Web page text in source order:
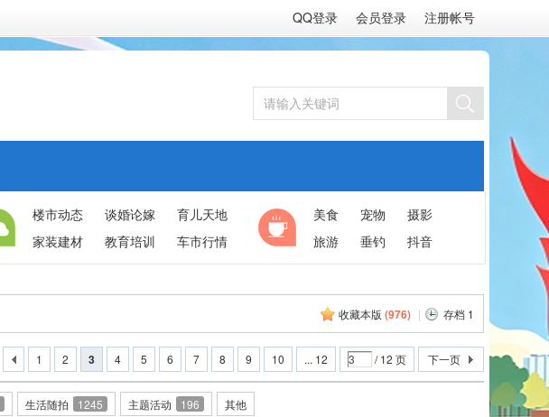
QQ登录 会员登录 注册帐号
楼市动态 谈婚论嫁
育儿天地
家装建材
教育培训 车市行情
美食 宠物
摄影
旅游
垂钓 抖音
收藏本版 (976) | 存档 1
1 2 3 4 5 6 7 8 9 10 ... 12 / 12 页 下一页
生活随拍 1245 主题活动 196 其他